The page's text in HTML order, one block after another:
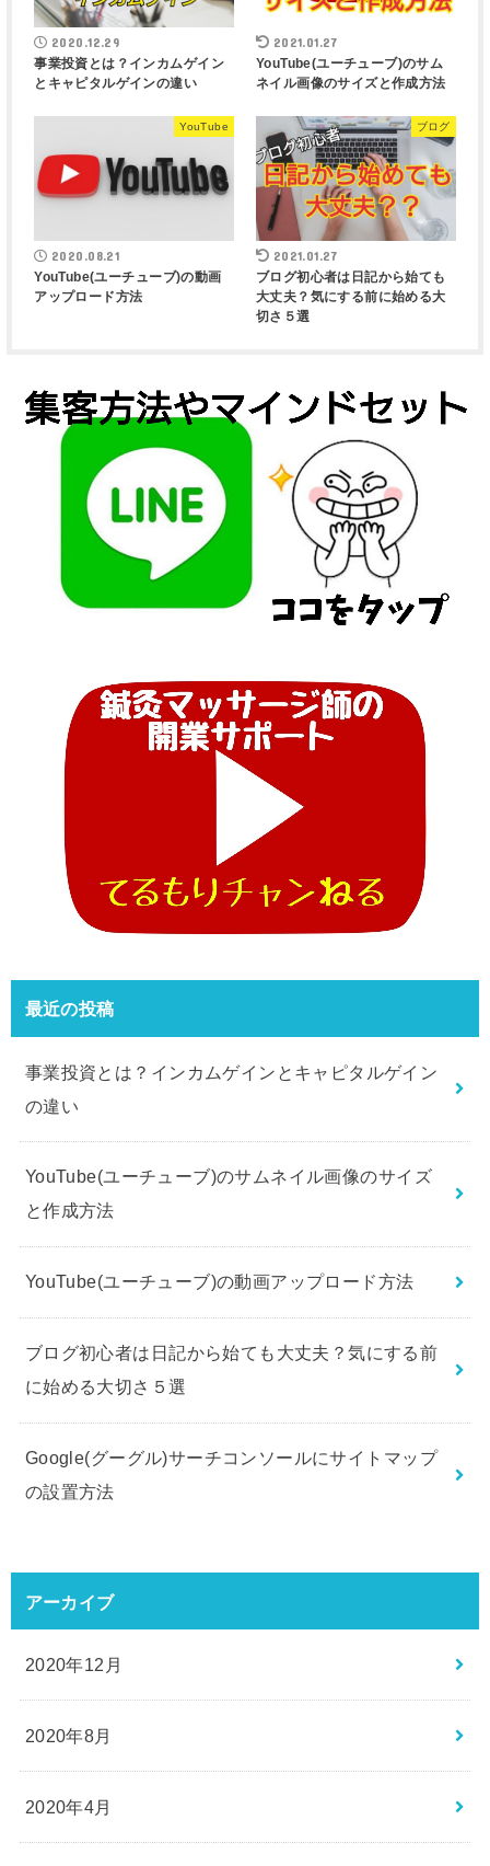
2020.12.29
事業投資とは？インカムゲイン
とキャピタルゲインの違い
2021.01.27
YouTube(ユーチューブ)のサム
ネイル画像のサイズと作成方法
YouTube
2020.08.21
YouTube(ユーチューブ)の動画
アップロード方法
ブログ
2021.01.27
ブログ初心者は日記から始ても
大丈夫？気にする前に始める大
切さ５選
最近の投稿
事業投資とは？インカムゲインとキャピタルゲイン
の違い
YouTube(ユーチューブ)のサムネイル画像のサイズ
と作成方法
YouTube(ユーチューブ)の動画アップロード方法
ブログ初心者は日記から始ても大丈夫？気にする前
に始める大切さ５選
Google(グーグル)サーチコンソールにサイトマップ
の設置方法
アーカイブ
2020年12月
2020年8月
2020年4月